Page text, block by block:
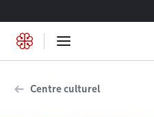
Centre culturel